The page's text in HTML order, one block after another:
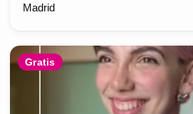
Madrid
Gratis